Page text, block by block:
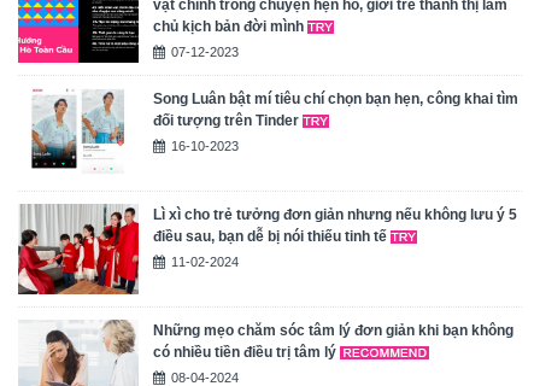
vật chính trong chuyện hẹn hò, giới trẻ thành thị làm
chủ kịch bản đời mình
07-12-2023
Song Luân bật mí tiêu chí chọn bạn hẹn, công khai tìm
đối tượng trên Tinder
16-10-2023
Lì xì cho trẻ tưởng đơn giản nhưng nếu không lưu ý 5
điều sau, bạn dễ bị nói thiếu tinh tế
11-02-2024
Những mẹo chăm sóc tâm lý đơn giản khi bạn không
có nhiều tiền điều trị tâm lý
08-04-2024